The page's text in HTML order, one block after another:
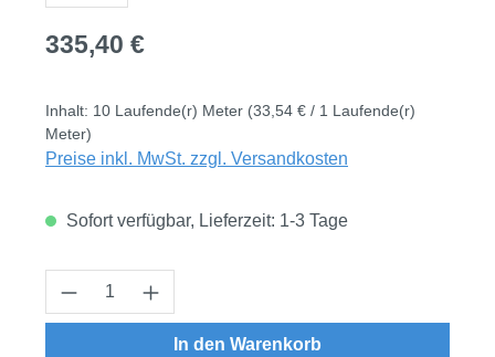
Regulärer Preis:
335,40 €
Inhalt: 10 Laufende(r) Meter (33,54 € / 1 Laufende(r)
Meter)
Preise inkl. MwSt. zzgl. Versandkosten
Sofort verfügbar, Lieferzeit: 1-3 Tage
Produkt Anzahl: Gib den gewünschten
In den Warenkorb